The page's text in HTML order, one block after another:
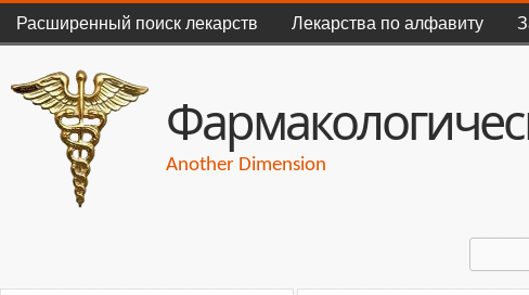
Главное меню
Расширенный поиск лекарств Лекарства по алфавиту
Another Dimension